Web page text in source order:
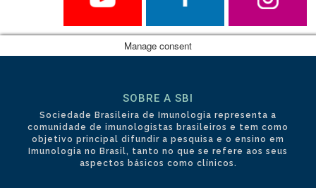
SOBRE A SBI
Sociedade Brasileira de Imunologia representa a
comunidade de imunologistas brasileiros e tem como
objetivo principal difundir a pesquisa e o ensino em
Imunologia no Brasil, tanto no que se refere aos seus
aspectos básicos como clínicos.
Manage consent